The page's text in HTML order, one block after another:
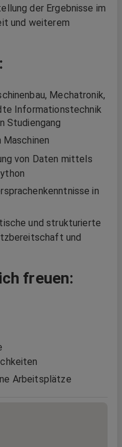
der Ergebnisse im
und weiterem
Mechatronik,
Informationstechnik
Studiengang
von Daten mittels
in
und strukturierte
und
freuen:
Arbeitsplätze